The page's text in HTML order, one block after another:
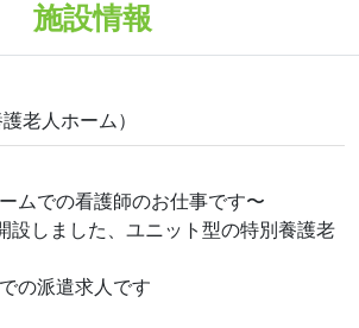
施設情報
老人ホーム）
ムでの看護師のお仕事です〜
設しました、ユニット型の特別養護老
の派遣求人です